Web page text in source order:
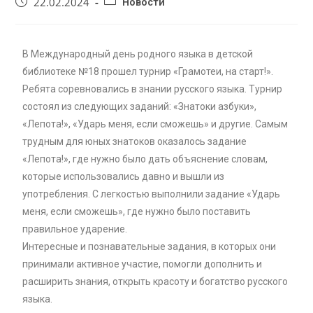
В Международный день родного языка в детской
библиотеке №18 прошел турнир «Грамотеи, на старт!».
Ребята соревновались в знании русского языка. Турнир
состоял из следующих заданий: «Знатоки азбуки»,
«Лепота!», «Ударь меня, если сможешь» и другие. Самым
трудным для юных знатоков оказалось задание
«Лепота!», где нужно было дать объяснение словам,
которые использовались давно и вышли из
употребления. С легкостью выполнили задание «Ударь
меня, если сможешь», где нужно было поставить
правильное ударение.
Интересные и познавательные задания, в которых они
принимали активное участие, помогли дополнить и
расширить знания, открыть красоту и богатство русского
языка.